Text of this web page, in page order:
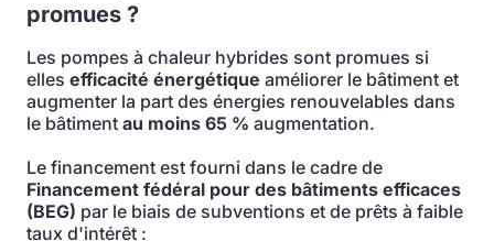
promues ?
Les pompes à chaleur hybrides sont promues si
elles efficacité énergétique améliorer le bâtiment et
augmenter la part des énergies renouvelables dans
le bâtiment au moins 65 % augmentation.
Le financement est fourni dans le cadre de
Financement fédéral pour des bâtiments efficaces
(BEG) par le biais de subventions et de prêts à faible
taux d'intérêt :